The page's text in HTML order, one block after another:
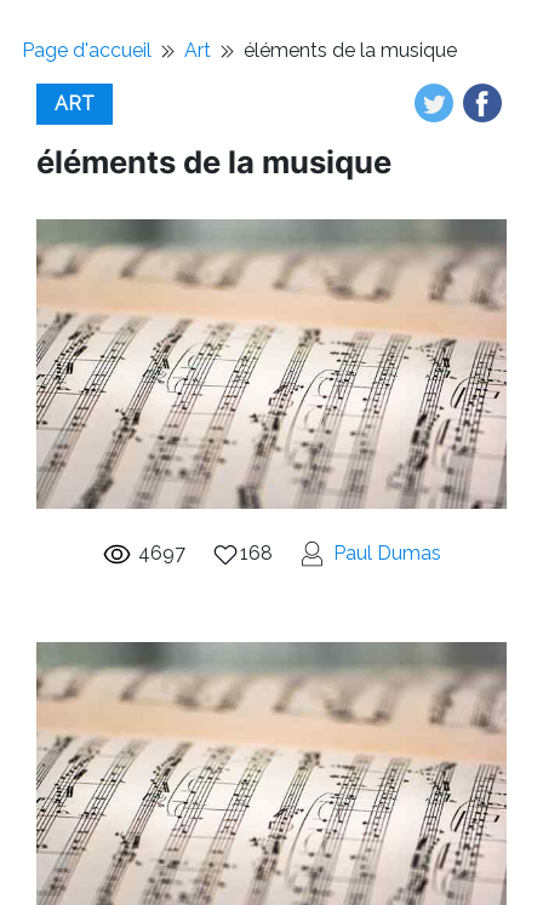
Page d'accueil Art éléments de la musique
ART
éléments de la musique
4697 168 Paul Dumas